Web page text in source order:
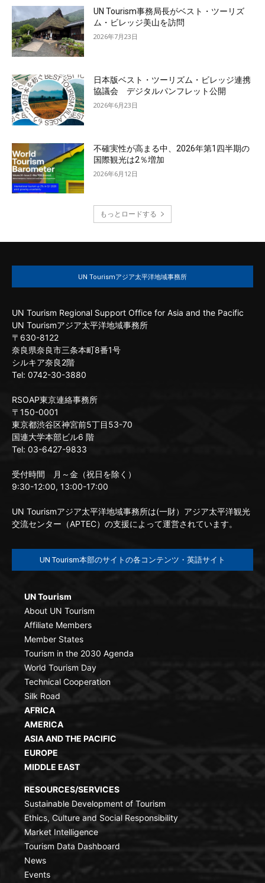
UN Tourism事務局長がベスト・ツーリズ
ム・ビレッジ美山を訪問
2026年7月23日
日本版ベスト・ツーリズム・ビレッジ連携
協議会 デジタルパンフレット公開
2026年6月23日
不確実性が高まる中、2026年第1四半期の
国際観光は2％増加
2026年6月12日
もっとロードする
UN Tourismアジア太平洋地域事務所
UN Tourism Regional Support Office for Asia and the Pacific
UN Tourismアジア太平洋地域事務所
〒630-8122
奈良県奈良市三条本町8番1号
シルキア奈良2階
Tel: 0742-30-3880
RSOAP東京連絡事務所
〒150-0001
東京都渋谷区神宮前5丁目53-70
国連大学本部ビル6 階
Tel: 03-6427-9833
受付時間 月～金（祝日を除く）
9:30-12:00, 13:00-17:00
UN Tourismアジア太平洋地域事務所は(一財）アジア太平洋観光
交流センター（APTEC）の支援によって運営されています。
UN Tourism本部のサイトの各コンテンツ・英語サイト
UN Tourism
About UN Tourism
Affiliate Members
Member States
Tourism in the 2030 Agenda
World Tourism Day
Technical Cooperation
Silk Road
AFRICA
AMERICA
ASIA AND THE PACIFIC
EUROPE
MIDDLE EAST
RESOURCES/SERVICES
Sustainable Development of Tourism
Ethics, Culture and Social Responsibility
Market Intelligence
Tourism Data Dashboard
News
Events